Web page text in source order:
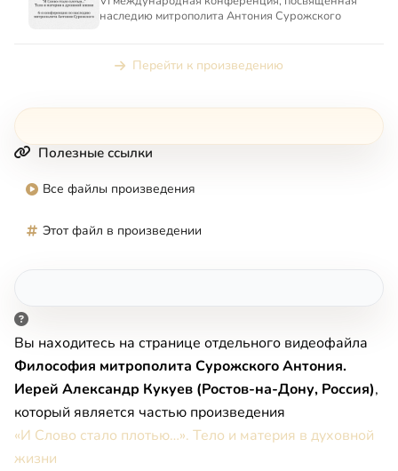
наследию митрополита Антония Сурожского
Перейти к произведению
Полезные ссылки
Все файлы произведения
Этот файл в произведении
Вы находитесь на странице отдельного видеофайла
Философия митрополита Сурожского Антония.
Иерей Александр Кукуев (Ростов-на-Дону, Россия),
который является частью произведения
«И Слово стало плотью…». Тело и материя в духовной
жизни